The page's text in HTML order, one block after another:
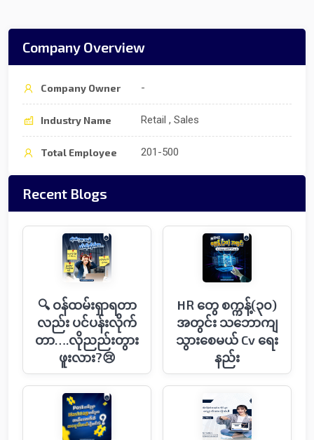
Company Overview
Company Owner -
Industry Name Retail , Sales
Total Employee 201-500
Recent Blogs
🔍 ဝန်ထမ်းရှာရတာ
လည်း ပင်ပန်းလိုက်
တာ….လိုညည်းတွား
ဖူးလား?😢
HR တွေ စက္ကန့်(၃၀)
အတွင်း သဘောကျ
သွားစေမယ် Cv ရေး
နည်း